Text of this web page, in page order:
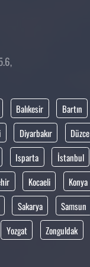
Balıkesir
Bartın
Diyarbakır
Düzce
Isparta
İstanbul
Kocaeli
Konya
Sakarya
Samsun
Yozgat Zonguldak